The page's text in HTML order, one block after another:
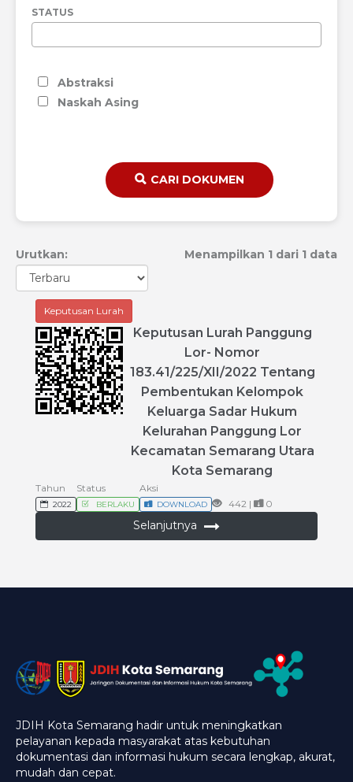
STATUS
Abstraksi
Naskah Asing
CARI DOKUMEN
Urutkan: Menampilkan 1 dari 1 data
Keputusan Lurah
Keputusan Lurah Panggung
Lor- Nomor
183.41/225/XII/2022 Tentang
Pembentukan Kelompok
Keluarga Sadar Hukum
Kelurahan Panggung Lor
Kecamatan Semarang Utara
Kota Semarang
Tahun
2022
Status
BERLAKU
Aksi
DOWNLOAD 442 | 0
Selanjutnya
JDIH Kota Semarang hadir untuk meningkatkan
pelayanan kepada masyarakat atas kebutuhan
dokumentasi dan informasi hukum secara lengkap, akurat,
mudah dan cepat.